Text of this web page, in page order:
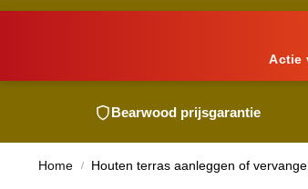
Actie
Bearwood prijsgarantie
Home / Houten terras aanleggen of